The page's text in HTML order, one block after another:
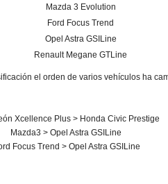
Mazda 3 Evolution
Ford Focus Trend
Opel Astra GSILine
Renault Megane GTLine
el orden de varios vehículos ha
Xcellence Plus > Honda Civic Prestige
Mazda3 > Opel Astra GSILine
Focus Trend > Opel Astra GSILine